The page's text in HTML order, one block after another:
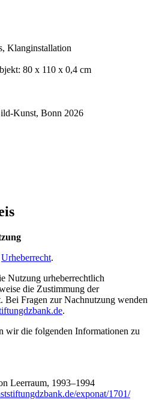
Klanginstallation
80 x 110 x 0,4 cm
Kunst, Bonn 2026
Urheberrecht.
Nutzung urheberrechtlich
die Zustimmung der
Bei Fragen zur Nachnutzung wenden
.
wir die folgenden Informationen zu
Leerraum, 1993–1994
exponat/1701/